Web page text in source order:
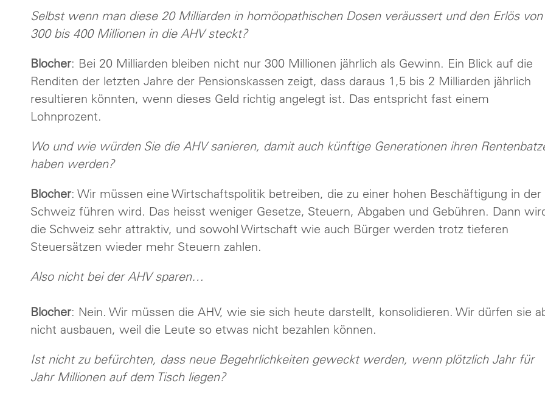
Selbst wenn man diese 20 Milliarden in homöopathischen Dosen veräussert und den Erlös von
300 bis 400 Millionen in die AHV steckt?
Blocher: Bei 20 Milliarden bleiben nicht nur 300 Millionen jährlich als Gewinn. Ein Blick auf die
Renditen der letzten Jahre der Pensionskassen zeigt, dass daraus 1,5 bis 2 Milliarden jährlich
resultieren könnten, wenn dieses Geld richtig angelegt ist. Das entspricht fast einem
Lohnprozent.
Wo und wie würden Sie die AHV sanieren, damit auch künftige Generationen ihren
haben werden?
Blocher: Wir müssen eine Wirtschaftspolitik betreiben, die zu einer hohen Beschäftigung in der
Schweiz führen wird. Das heisst weniger Gesetze, Steuern, Abgaben und Gebühren. Dann
die Schweiz sehr attraktiv, und sowohl Wirtschaft wie auch Bürger werden trotz tieferen
Steuersätzen wieder mehr Steuern zahlen.
Also nicht bei der AHV sparen…
Blocher: Nein. Wir müssen die AHV, wie sie sich heute darstellt, konsolidieren. Wir dürfen sie
nicht ausbauen, weil die Leute so etwas nicht bezahlen können.
Ist nicht zu befürchten, dass neue Begehrlichkeiten geweckt werden, wenn plötzlich Jahr für
Jahr Millionen auf dem Tisch liegen?